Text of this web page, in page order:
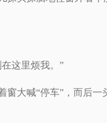
这里烦我。”
大喊“停车”，而后一